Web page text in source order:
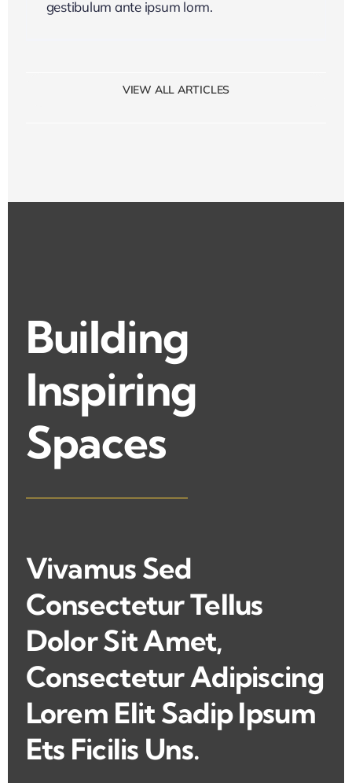
gestibulum ante ipsum lorm.
VIEW ALL ARTICLES
Building
Inspiring
Spaces
Vivamus Sed
Consectetur Tellus
Dolor Sit Amet,
Consectetur Adipiscing
Lorem Elit Sadip Ipsum
Ets Ficilis Uns.